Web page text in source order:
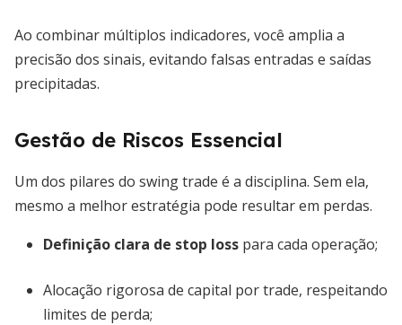
Ao combinar múltiplos indicadores, você amplia a
precisão dos sinais, evitando falsas entradas e saídas
precipitadas.
Gestão de Riscos Essencial
Um dos pilares do swing trade é a disciplina. Sem ela,
mesmo a melhor estratégia pode resultar em perdas.
Definição clara de stop loss para cada operação;
Alocação rigorosa de capital por trade, respeitando
limites de perda;